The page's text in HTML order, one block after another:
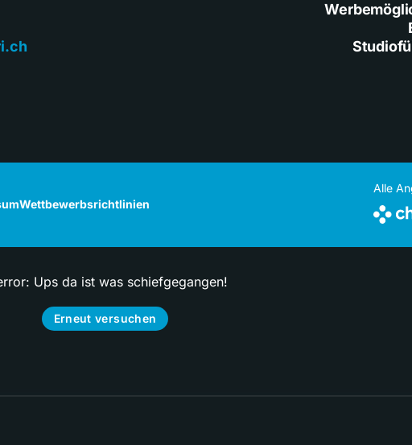
Wettbewerbsrichtlinien
Alle
Ups da ist was schiefgegangen!
Erneut versuchen